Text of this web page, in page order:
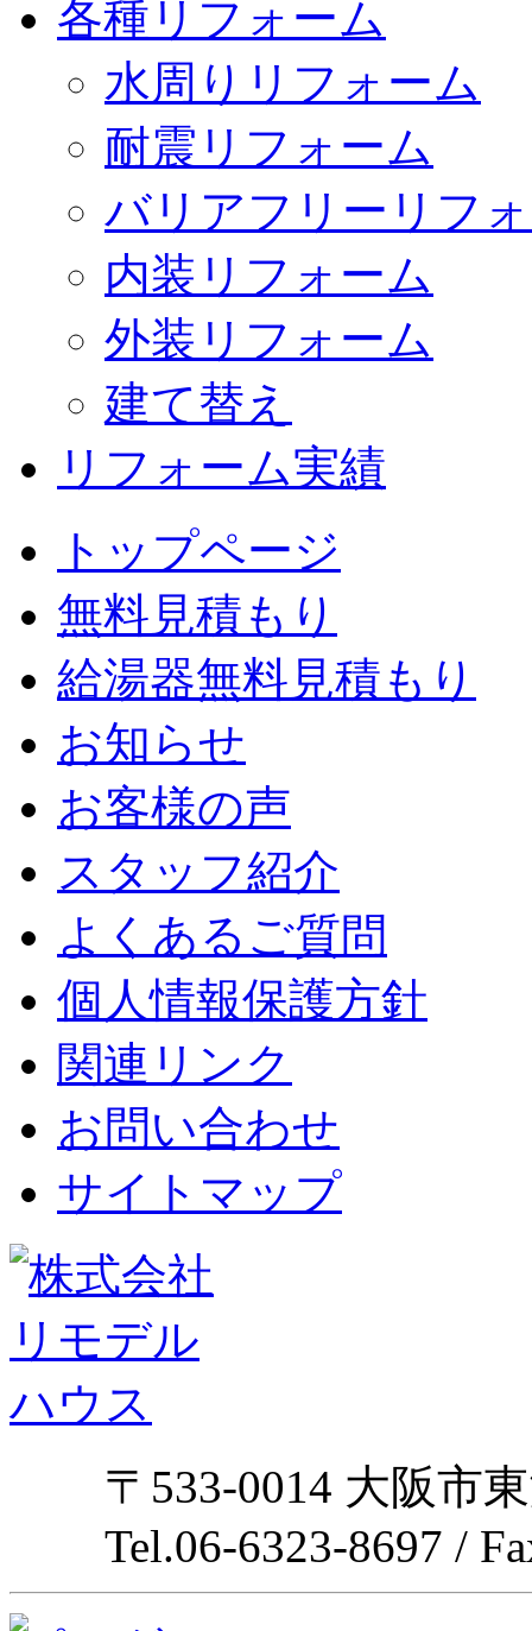
各種リフォーム
水周りリフォーム
耐震リフォーム
バリアフリーリフ
内装リフォーム
外装リフォーム
建て替え
リフォーム実績
トップページ
無料見積もり
給湯器無料見積もり
お知らせ
お客様の声
スタッフ紹介
よくあるご質問
個人情報保護方針
関連リンク
お問い合わせ
サイトマップ
〒533-0014 大阪市
Tel.06-6323-8697 /